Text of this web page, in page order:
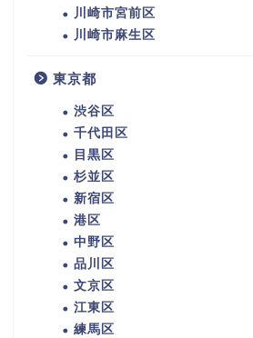
川崎市宮前区
川崎市麻生区
東京都
渋谷区
千代田区
目黒区
杉並区
新宿区
港区
中野区
品川区
文京区
江東区
練馬区